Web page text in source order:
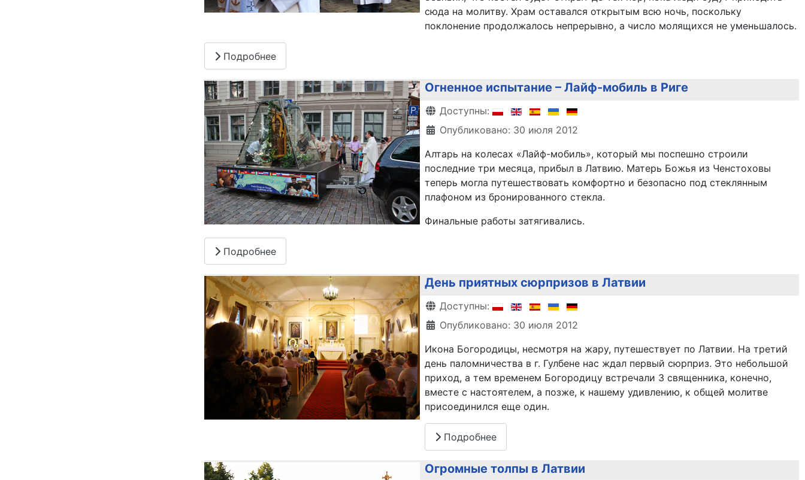
сюда на молитву. Храм оставался открытым всю ночь, поскольку
поклонение продолжалось непрерывно, а число молящихся не уменьшалось.
Подробнее
Огненное испытание – Лайф-мобиль в Риге
Информация о материале
Доступны:
Опубликовано: 30 июля 2012
Алтарь на колесах «Лайф-мобиль», который мы поспешно строили
последние три месяца, прибыл в Латвию. Матерь Божья из Ченстоховы
теперь могла путешествовать комфортно и безопасно под стеклянным
плафоном из бронированного стекла.
Финальные работы затягивались.
Подробнее
День приятных сюрпризов в Латвии
Информация о материале
Доступны:
Опубликовано: 30 июля 2012
Икона Богородицы, несмотря на жару, путешествует по Латвии. На третий
день паломничества в г. Гулбене нас ждал первый сюрприз. Это небольшой
приход, а тем временем Богородицу встречали 3 священника, конечно,
вместе с настоятелем, а позже, к нашему удивлению, к общей молитве
присоединился еще один.
Подробнее
Огромные толпы в Латвии